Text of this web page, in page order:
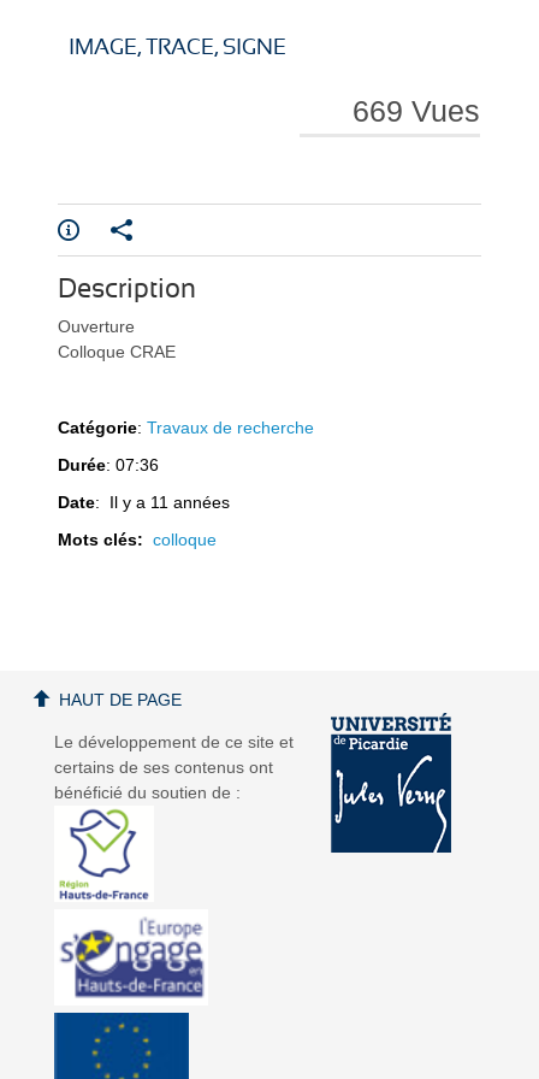
r
a
v
r
a
v
IMAGE, TRACE, SIGNE
669 Vues
Description
Ouverture
Colloque CRAE
Catégorie:Travaux de recherche
Durée: 07:36
Date: Il y a 11 années
Mots clés:colloque
Le développement de ce site et
certains de ses contenus ont
bénéficié du soutien de :
HAUT DE PAGE